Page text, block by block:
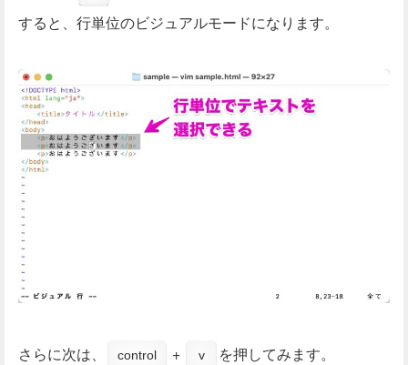
すると、行単位のビジュアルモードになります。
さらに次は、 control + v
を押してみます。